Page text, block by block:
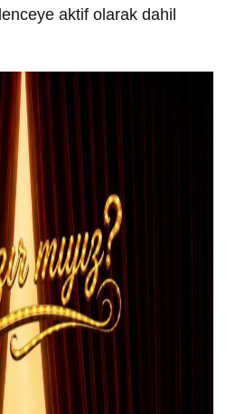
aktif olarak dahil